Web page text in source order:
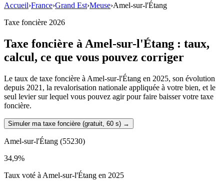
Accueil›France›Grand Est›Meuse›Amel-sur-l'Étang
Taxe foncière 2026
Taxe foncière àAmel-sur-l'Étang : taux,
calcul, ce que vous pouvez corriger
Le taux de taxe foncière à Amel-sur-l'Étang en 2025, son évolution
depuis 2021, la revalorisation nationale appliquée à votre bien, et le
seul levier sur lequel vous pouvez agir pour faire baisser votre taxe
foncière.
Simuler ma taxe foncière (gratuit, 60 s) →
Amel-sur-l'Étang (55230)
34,9%
Taux voté à Amel-sur-l'Étang en 2025